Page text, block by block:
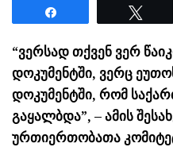
“ვერსად თქვენ ვერ
დოკუმენტში, ვერც
დოკუმენტში, რომ
გაყალბდა”, – ამის
ურთიერთობათა